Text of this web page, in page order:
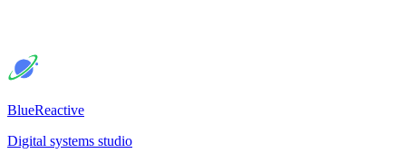
BlueReactive
Digital systems studio